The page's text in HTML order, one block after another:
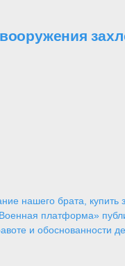
нашего брата,
платформа»
и обоснованности